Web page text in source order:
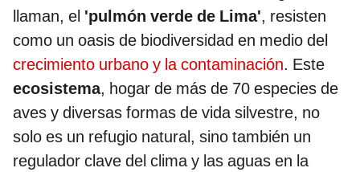
llaman, el 'pulmón verde de Lima', resisten
como un oasis de biodiversidad en medio del
crecimiento urbano y la contaminación. Este
ecosistema, hogar de más de 70 especies de
aves y diversas formas de vida silvestre, no
solo es un refugio natural, sino también un
regulador clave del clima y las aguas en la